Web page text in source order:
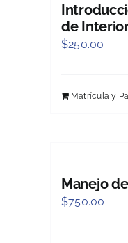
de
$250.00
Matrícula y
Manejo
$750.00